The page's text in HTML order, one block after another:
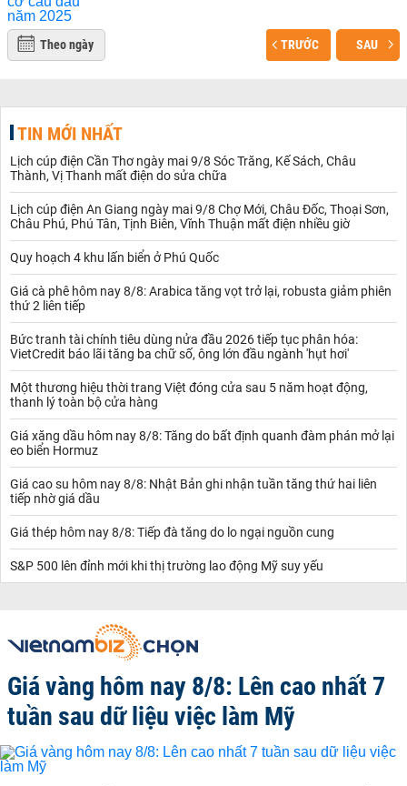
Theo ngày TRƯỚC SAU
TIN MỚI NHẤT
Lịch cúp điện Cần Thơ ngày mai 9/8 Sóc Trăng, Kế Sách, Châu
Thành, Vị Thanh mất điện do sửa chữa
Lịch cúp điện An Giang ngày mai 9/8 Chợ Mới, Châu Đốc, Thoại Sơn,
Châu Phú, Phú Tân, Tịnh Biên, Vĩnh Thuận mất điện nhiều giờ
Quy hoạch 4 khu lấn biển ở Phú Quốc
Giá cà phê hôm nay 8/8: Arabica tăng vọt trở lại, robusta giảm phiên
thứ 2 liên tiếp
Bức tranh tài chính tiêu dùng nửa đầu 2026 tiếp tục phân hóa:
VietCredit báo lãi tăng ba chữ số, ông lớn đầu ngành 'hụt hơi'
Một thương hiệu thời trang Việt đóng cửa sau 5 năm hoạt động,
thanh lý toàn bộ cửa hàng
Giá xăng dầu hôm nay 8/8: Tăng do bất định quanh đàm phán mở lại
eo biển Hormuz
Giá cao su hôm nay 8/8: Nhật Bản ghi nhận tuần tăng thứ hai liên
tiếp nhờ giá dầu
Giá thép hôm nay 8/8: Tiếp đà tăng do lo ngại nguồn cung
S&P 500 lên đỉnh mới khi thị trường lao động Mỹ suy yếu
Giá vàng hôm nay 8/8: Lên cao nhất 7
tuần sau dữ liệu việc làm Mỹ